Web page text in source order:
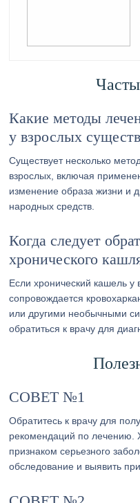
Какие методы
у взрослых
Существует несколько
взрослых, включая
изменение образа жизни и
народных средств.
Когда следует
хронического
Если хронический кашель у
сопровождается
или другими необычными
обратиться к врачу для
СОВЕТ №1
Обратитесь к врачу для
рекомендаций по лечению.
признаком серьезного
обследование и выявить